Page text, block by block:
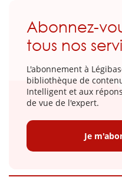
Abonnez-
tous nos
L'abonnement à
bibliothèque de
Intelligent et aux
de vue de l'expert.
Je